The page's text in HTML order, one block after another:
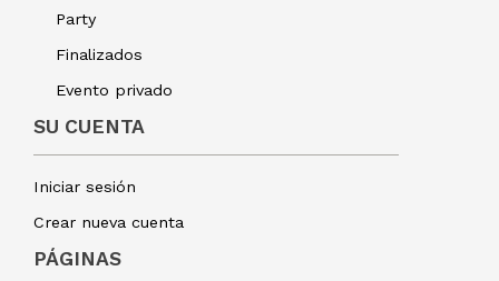
Party
Finalizados
Evento privado
SU CUENTA
Iniciar sesión
Crear nueva cuenta
PÁGINAS